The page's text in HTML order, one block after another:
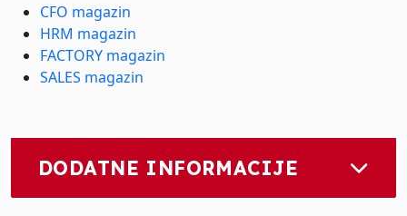
CFO magazin
HRM magazin
FACTORY magazin
SALES magazin
DODATNE INFORMACIJE